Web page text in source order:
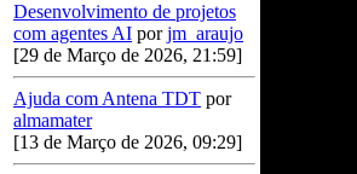
Desenvolvimento de projetos
com agentes AI porjm_araujo
[29 de Março de 2026, 21:59]
Ajuda com Antena TDT por
almamater
[13 de Março de 2026, 09:29]